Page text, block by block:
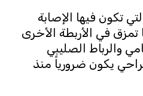
تكون فيها الإصابة
في الأربطة الأخرى
والرباط الصليبي
يكون ضرورياً منذ